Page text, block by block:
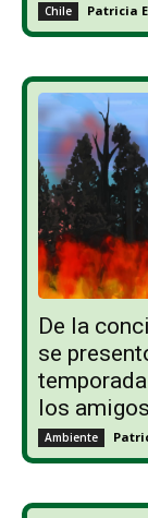
Chile Patricia
De la
se
los
Ambiente